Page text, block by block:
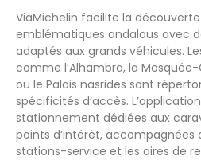
ViaMichelin facilite la
emblématiques andalous avec
adaptés aux grands véhicules.
comme l’Alhambra, la
ou le Palais nasrides sont
spécificités d’accès.
stationnement dédiées aux
points d’intérêt, accompagnées
stations-service et les aires de